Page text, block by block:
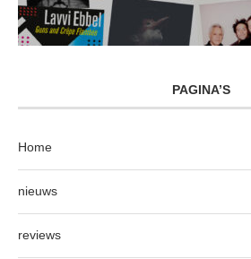
PAGINA’S
Home
nieuws
reviews